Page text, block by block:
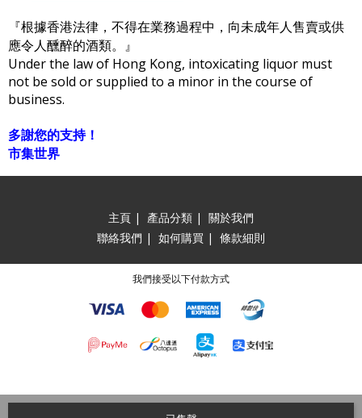
『根據香港法律，不得在業務過程中，向未成年人售賣或供
應令人醺醉的酒類。』
Under the law of Hong Kong, intoxicating liquor must
not be sold or supplied to a minor in the course of
business.
多謝您的支持！
市集世界
主頁 | 產品分類 | 關於我們
聯絡我們 | 如何購買 | 條款細則
我們接受以下付款方式